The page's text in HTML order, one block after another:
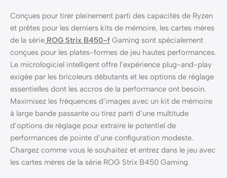
Conçues pour tirer pleinement parti des capacités de Ryzen
et prêtes pour les derniers kits de mémoire, les cartes mères
de la série ROG Strix B450-f Gaming sont spécialement
conçues pour les plates-formes de jeu hautes performances.
Le micrologiciel intelligent offre l’expérience plug-and-play
exigée par les bricoleurs débutants et les options de réglage
essentielles dont les accros de la performance ont besoin.
Maximisez les fréquences d’images avec un kit de mémoire
à large bande passante ou tirez parti d’une multitude
d’options de réglage pour extraire le potentiel de
performances de pointe d’une configuration modeste.
Chargez comme vous le souhaitez et entrez dans le jeu avec
les cartes mères de la série ROG Strix B450 Gaming.